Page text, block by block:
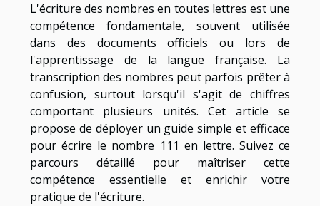
L'écriture des nombres en toutes lettres est une
compétence fondamentale, souvent utilisée
dans des documents officiels ou lors de
l'apprentissage de la langue française. La
transcription des nombres peut parfois prêter à
confusion, surtout lorsqu'il s'agit de chiffres
comportant plusieurs unités. Cet article se
propose de déployer un guide simple et efficace
pour écrire le nombre 111 en lettre. Suivez ce
parcours détaillé pour maîtriser cette
compétence essentielle et enrichir votre
pratique de l'écriture.